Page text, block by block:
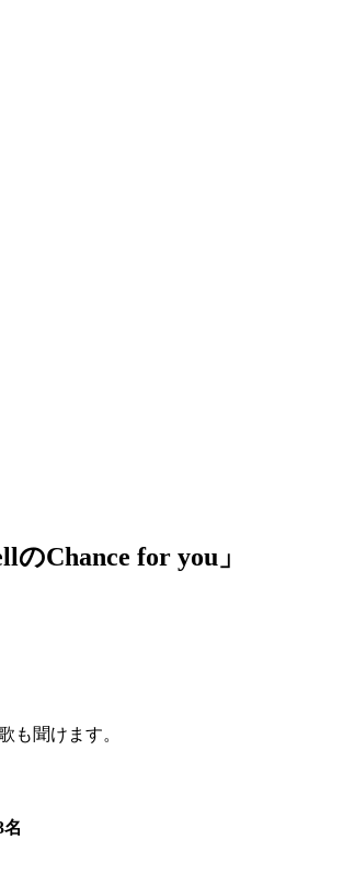
Chance for you」
も聞けます。